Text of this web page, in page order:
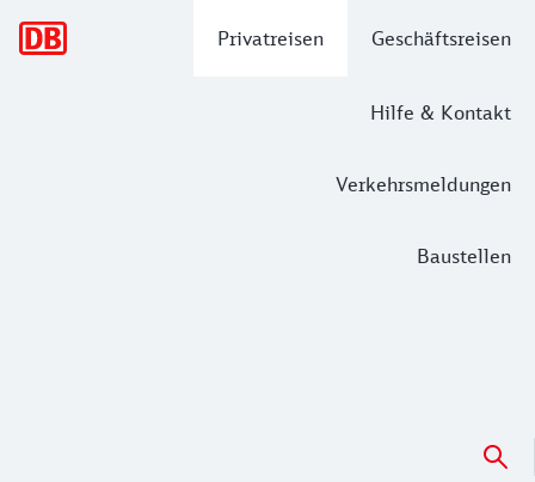
Privatreisen Geschäftsreisen
Hilfe & Kontakt
Verkehrsmeldungen
Baustellen